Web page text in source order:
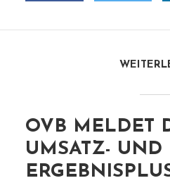
OVB MELDET
UMSATZ- UND